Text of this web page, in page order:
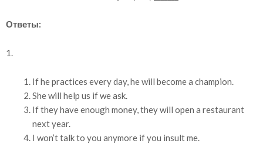
Ответы:
1.
If he practices every day, he will become a champion.
She will help us if we ask.
If they have enough money, they will open a restaurant
next year.
I won’t talk to you anymore if you insult me.